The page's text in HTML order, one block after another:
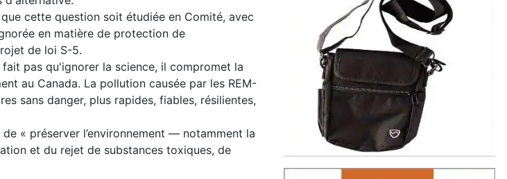
cette question soit étudiée en Comité, avec
en matière de protection de
de loi S-5.
pas qu'ignorer la science, il compromet la
au Canada. La pollution causée par les REM-
sans danger, plus rapides, fiables, résilientes,
« préserver l’environnement — notamment la
et du rejet de substances toxiques, de